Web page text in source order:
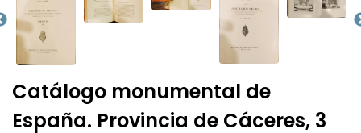
Catálogo monumental de
España. Provincia de Cáceres, 3